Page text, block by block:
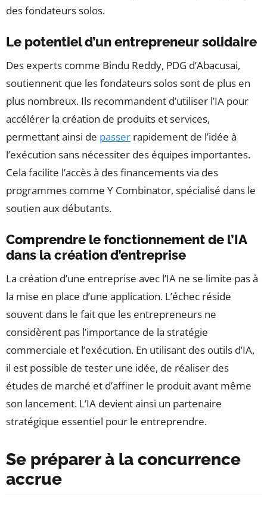
des fondateurs solos.
Le potentiel d’un entrepreneur solidaire
Des experts comme Bindu Reddy, PDG d’Abacusai,
soutiennent que les fondateurs solos sont de plus en
plus nombreux. Ils recommandent d’utiliser l’IA pour
accélérer la création de produits et services,
permettant ainsi de passer rapidement de l’idée à
l’exécution sans nécessiter des équipes importantes.
Cela facilite l’accès à des financements via des
programmes comme Y Combinator, spécialisé dans le
soutien aux débutants.
Comprendre le fonctionnement de l’IA
dans la création d’entreprise
La création d’une entreprise avec l’IA ne se limite pas à
la mise en place d’une application. L’échec réside
souvent dans le fait que les entrepreneurs ne
considèrent pas l’importance de la stratégie
commerciale et l’exécution. En utilisant des outils d’IA,
il est possible de tester une idée, de réaliser des
études de marché et d’affiner le produit avant même
son lancement. L’IA devient ainsi un partenaire
stratégique essentiel pour le entreprendre.
Se préparer à la concurrence
accrue